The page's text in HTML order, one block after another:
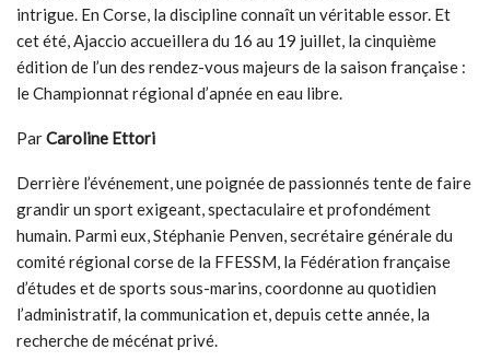
intrigue. En Corse, la discipline connaît un véritable essor. Et
cet été, Ajaccio accueillera du 16 au 19 juillet, la cinquième
édition de l’un des rendez-vous majeurs de la saison française :
le Championnat régional d’apnée en eau libre.
ParCaroline Ettori
Derrière l’événement, une poignée de passionnés tente de faire
grandir un sport exigeant, spectaculaire et profondément
humain. Parmi eux, Stéphanie Penven, secrétaire générale du
comité régional corse de la FFESSM, la Fédération française
d’études et de sports sous-marins, coordonne au quotidien
l’administratif, la communication et, depuis cette année, la
recherche de mécénat privé.